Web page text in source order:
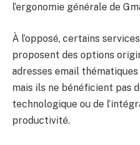
l’ergonomie générale de
À l’opposé, certains
proposent des options
adresses email
mais ils ne bénéficient pas
technologique ou de
productivité.